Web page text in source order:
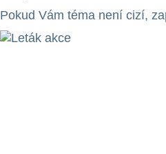
Pokud Vám téma není cizí,